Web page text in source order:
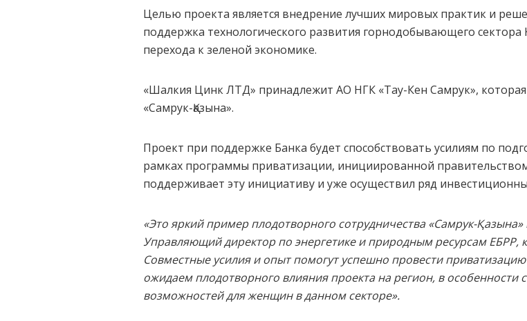
Целью проекта является внедрение лучших мировых практик и
поддержка технологического развития горнодобывающего сектора
перехода к зеленой экономике.
«Шалкия Цинк ЛТД» принадлежит АО НГК «Тау-Кен Самрук»,
«Самрук-Қазына».
Проект при поддержке Банка будет способствовать усилиям по
рамках программы приватизации, инициированной правительством
поддерживает эту инициативу и уже осуществил ряд
«Это яркий пример плодотворного сотрудничества «Самрук-
Управляющий директор по энергетике и природным ресурсам ЕБРР,
Совместные усилия и опыт помогут успешно провести
ожидаем плодотворного влияния проекта на регион, в особенности
возможностей для женщин в данном секторе».